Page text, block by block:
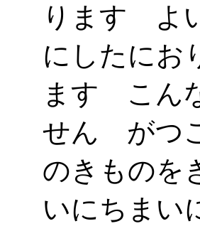
ります よ
にしたにお
ます こん
せん がつ
のきものを
いにちまい